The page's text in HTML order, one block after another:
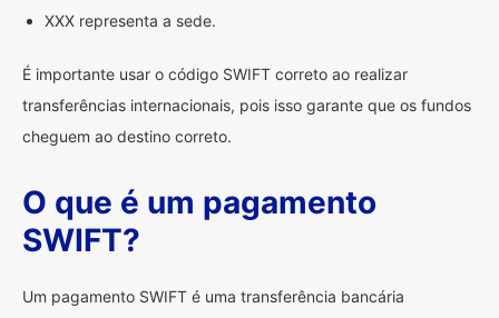
XXX representa a sede.
É importante usar o código SWIFT correto ao realizar
transferências internacionais, pois isso garante que os fundos
cheguem ao destino correto.
O que é um pagamento
SWIFT?
Um pagamento SWIFT é uma transferência bancária